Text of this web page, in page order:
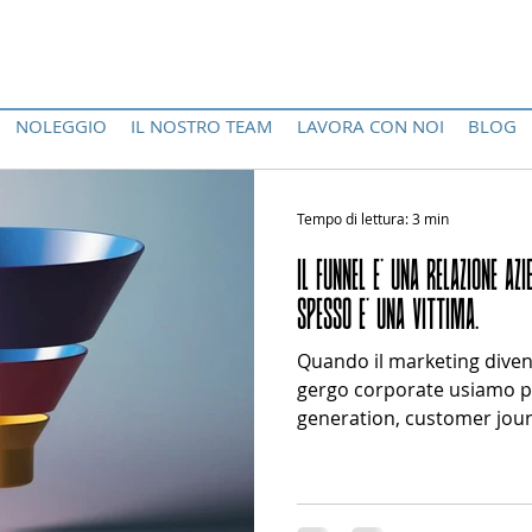
NOLEGGIO IL NOSTRO TEAM LAVORA CON NOI BLOG
IL FUNNEL E' UNA RELAZIONE
SPESSO E' UNA VITTIMA.
Quando il marketing
gergo corporate usiamo
generation, customer
servi, pretendo risposte
Tempo di lettura: 3 min